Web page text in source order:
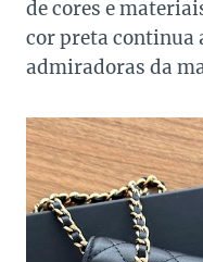
de cores e
cor preta continua
admiradoras da